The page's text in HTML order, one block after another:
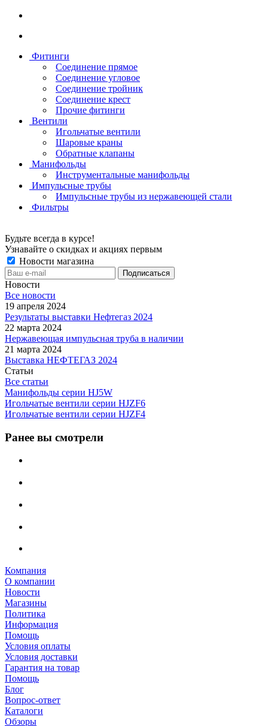
Фитинги
Соединение прямое
Соединение угловое
Соединение тройник
Соединение крест
Прочие фитинги
Вентили
Игольчатые вентили
Шаровые краны
Обратные клапаны
Манифольды
Инструментальные манифольды
Импульсные трубы
Импульсные трубы из нержавеющей стали
Фильтры
Будьте всегда в курсе!
Узнавайте о скидках и акциях первым
Новости магазина
Новости
Все новости
19 апреля 2024
Результаты выставки Нефтегаз 2024
22 марта 2024
Нержавеющая импульсная труба в наличии
21 марта 2024
Выставка НЕФТЕГАЗ 2024
Статьи
Все статьи
Манифольды серии HJ5W
Игольчатые вентили серии HJZF6
Игольчатые вентили серии HJZF4
Ранее вы смотрели
Компания
О компании
Новости
Магазины
Политика
Информация
Помощь
Условия оплаты
Условия доставки
Гарантия на товар
Помощь
Блог
Вопрос-ответ
Каталоги
Обзоры